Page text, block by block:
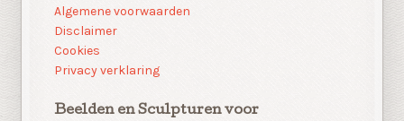
Algemene voorwaarden
Disclaimer
Cookies
Privacy verklaring
Beelden en Sculpturen voor